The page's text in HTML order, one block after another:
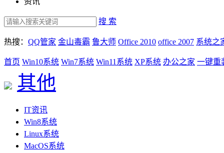
搜 索
热搜： QQ管家 金山毒霸 鲁大师 Office 2010 office 2007 系统之
首页 Win10系统 Win7系统 Win11系统 XP系统 办公之家 一键重
其他
IT资讯
Win8系统
Linux系统
MacOS系统